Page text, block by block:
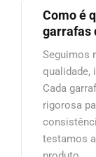
Como é
garrafas
Seguimos
qualidade,
Cada
rigorosa
testamos